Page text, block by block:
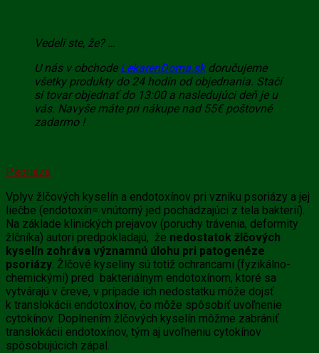
Vedeli ste, že? …
U nás v obchode LekarenDoma.skdoručujeme
všetky produkty do 24 hodín od objednania. Stačí
si tovar objednať do 13:00 a nasledujúci deň je u
vás. Navyše máte pri nákupe nad 55€ poštovné
zadarmo !
Psoriáza
Vplyv žlčových kyselín a endotoxínov pri vzniku psoriázy a jej
liečbe (endotoxín= vnútorný jed pochádzajúci z tela bakterií).
Na základe klinických prejavov (poruchy trávenia, deformity
žlčníka) autori predpokladajú, že nedostatok žlčových
kyselín zohráva významnú úlohu pri patogenéze
psoriázy. Žlčové kyseliny sú totiž ochrancami (fyzikálno-
chemickými) pred bakteriálnym endotoxínom, ktoré sa
vytvárajú v čreve, v prípade ich nedostatku môže dojsť
k translokácii endotoxínov, čo môže spôsobiť uvoľnenie
cytokínov. Doplnením žlčových kyselín môžme zabrániť
translokácii endotoxínov, tým aj uvoľneniu cytokínov
spôsobujúcich zápal.